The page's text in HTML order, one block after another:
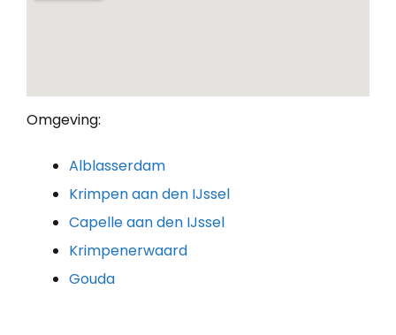
Omgeving:
Alblasserdam
Krimpen aan den IJssel
Capelle aan den IJssel
Krimpenerwaard
Gouda